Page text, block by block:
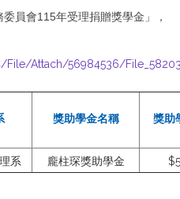
委員會115年受理捐贈獎學金」，
File/Attach/56984536/
獎助學金名稱 獎助
系 龐柱琛獎助學金